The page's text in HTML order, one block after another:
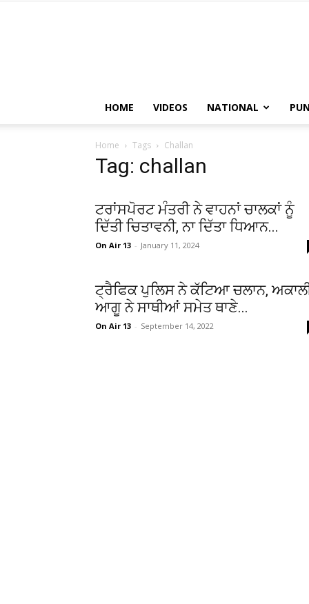
HOME VIDEOS NATIONAL
Home Tags Challan
Tag: challan
ਟਰਾਂਸਪੋਰਟ ਮੰਤਰੀ ਨੇ ਵਾਹਨਾਂ ਚਾਲਕਾਂ ਨੂੰ
ਦਿੱਤੀ ਚਿਤਾਵਨੀ, ਨਾ ਦਿੱਤਾ ਧਿਆਨ...
On Air 13 - January 11, 2024
ਟ੍ਰੈਫਿਕ ਪੁਲਿਸ ਨੇ ਕੱਟਿਆ ਚਲਾਨ,
ਆਗੂ ਨੇ ਸਾਥੀਆਂ ਸਮੇਤ ਥਾਣੇ...
On Air 13 - September 14, 2022